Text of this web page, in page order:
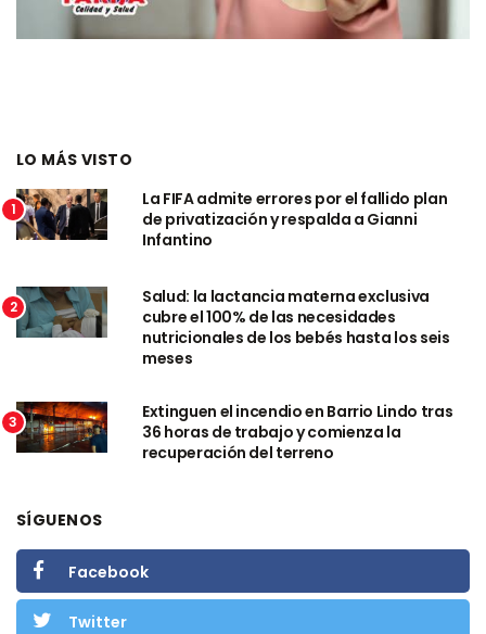
LO MÁS VISTO
1
La FIFA admite errores por el fallido plan
de privatización y respalda a Gianni
Infantino
2
Salud: la lactancia materna exclusiva
cubre el 100% de las necesidades
nutricionales de los bebés hasta los seis
meses
3
Extinguen el incendio en Barrio Lindo tras
36 horas de trabajo y comienza la
recuperación del terreno
SÍGUENOS
Facebook
Twitter